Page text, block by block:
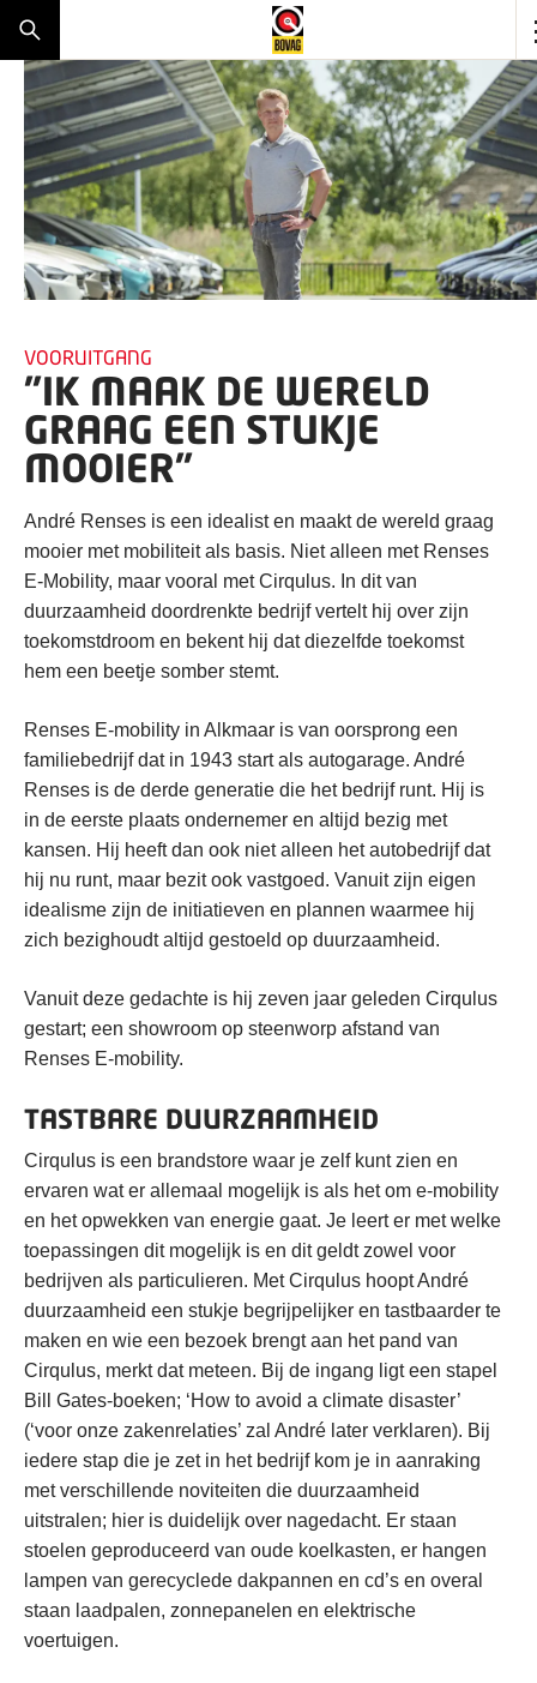
VOORUITGANG
"IK MAAK DE WERELD
GRAAG EEN STUKJE
MOOIER"
André Renses is een idealist en maakt de wereld graag
mooier met mobiliteit als basis. Niet alleen met Renses
E-Mobility, maar vooral met Cirqulus. In dit van
duurzaamheid doordrenkte bedrijf vertelt hij over zijn
toekomstdroom en bekent hij dat diezelfde toekomst
hem een beetje somber stemt.
Renses E-mobility in Alkmaar is van oorsprong een
familiebedrijf dat in 1943 start als autogarage. André
Renses is de derde generatie die het bedrijf runt. Hij is
in de eerste plaats ondernemer en altijd bezig met
kansen. Hij heeft dan ook niet alleen het autobedrijf dat
hij nu runt, maar bezit ook vastgoed. Vanuit zijn eigen
idealisme zijn de initiatieven en plannen waarmee hij
zich bezighoudt altijd gestoeld op duurzaamheid.
Vanuit deze gedachte is hij zeven jaar geleden Cirqulus
gestart; een showroom op steenworp afstand van
Renses E-mobility.
TASTBARE DUURZAAMHEID
Cirqulus is een brandstore waar je zelf kunt zien en
ervaren wat er allemaal mogelijk is als het om e-mobility
en het opwekken van energie gaat. Je leert er met welke
toepassingen dit mogelijk is en dit geldt zowel voor
bedrijven als particulieren. Met Cirqulus hoopt André
duurzaamheid een stukje begrijpelijker en tastbaarder te
maken en wie een bezoek brengt aan het pand van
Cirqulus, merkt dat meteen. Bij de ingang ligt een stapel
Bill Gates-boeken; ‘How to avoid a climate disaster’
(‘voor onze zakenrelaties’ zal André later verklaren). Bij
iedere stap die je zet in het bedrijf kom je in aanraking
met verschillende noviteiten die duurzaamheid
uitstralen; hier is duidelijk over nagedacht. Er staan
stoelen geproduceerd van oude koelkasten, er hangen
lampen van gerecyclede dakpannen en cd’s en overal
staan laadpalen, zonnepanelen en elektrische
voertuigen.